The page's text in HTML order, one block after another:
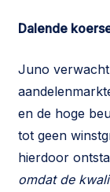
Dalende
Juno
en de hoge
tot geen
hierdoor
omdat de